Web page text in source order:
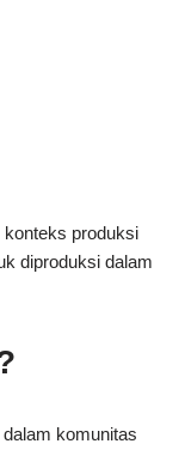
konteks produksi
diproduksi dalam
komunitas